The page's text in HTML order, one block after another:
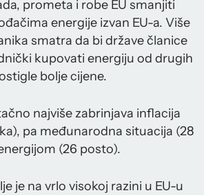
prometa i robe EU smanjiti
energije izvan EU-a. Više
smatra da bi države članice
kupovati energiju od drugih
bolje cijene.
najviše zabrinjava inflacija
pa međunarodna situacija (28
(26 posto).
je na vrlo visokoj razini u EU-u